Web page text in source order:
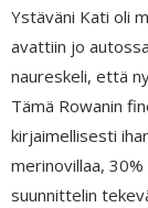
Ystäväni Kati oli
avattiin jo
naureskeli, että
Tämä Rowanin
kirjaimellisesti
merinovillaa,
suunnittelin